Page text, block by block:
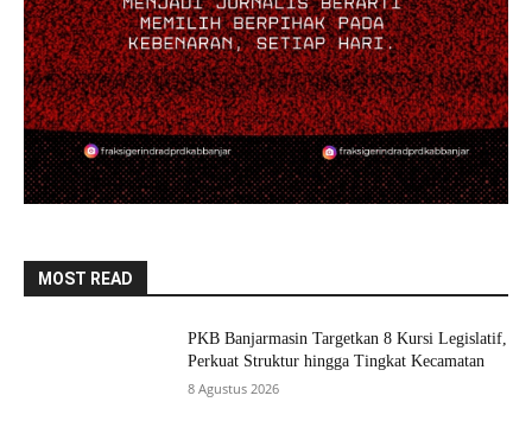
MOST READ
PKB Banjarmasin Targetkan 8 Kursi Legislatif,
Perkuat Struktur hingga Tingkat Kecamatan
8 Agustus 2026